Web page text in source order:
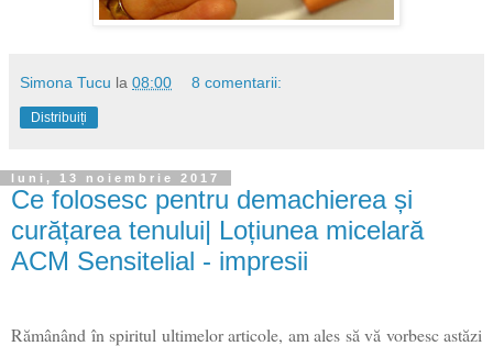
Simona Tucu la 08:00 8 comentarii:
Distribuiți
luni, 13 noiembrie 2017
Ce folosesc pentru demachierea și
curățarea tenului| Loțiunea micelară
ACM Sensitelial - impresii
Rămânând în spiritul ultimelor articole, am ales să vă vorbesc astăzi